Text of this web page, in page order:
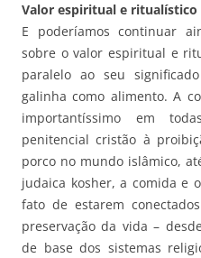
Valor espiritual e ritualístico
E poderíamos continuar
sobre o valor espiritual e
paralelo ao seu
galinha como alimento. A
importantíssimo em
penitencial cristão à
porco no mundo islâmico,
judaica kosher, a comida e
fato de estarem
preservação da vida –
de base dos sistemas